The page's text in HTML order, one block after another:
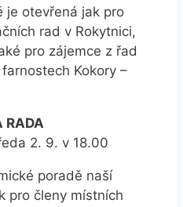
je otevřená jak pro
rad v Rokytnici,
pro zájemce z řad
Kokory –
RADA
2. 9. v 18.00
poradě naší
pro členy místních